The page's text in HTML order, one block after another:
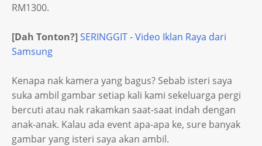
RM1300.
[Dah Tonton?]SERINGGIT - Video Iklan Raya dari
Samsung
Kenapa nak kamera yang bagus? Sebab isteri saya
suka ambil gambar setiap kali kami sekeluarga pergi
bercuti atau nak rakamkan saat-saat indah dengan
anak-anak. Kalau ada event apa-apa ke, sure banyak
gambar yang isteri saya akan ambil.